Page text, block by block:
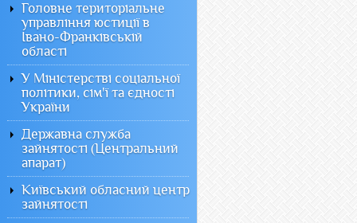
Головне територіальне
управління юстиції в
Івано-Франківській
області
У Міністерстві соціальної
політики, сім'ї та єдності
України
Державна служба
зайнятості (Центральний
апарат)
Київський обласний центр
зайнятості